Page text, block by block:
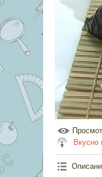
Вкусно